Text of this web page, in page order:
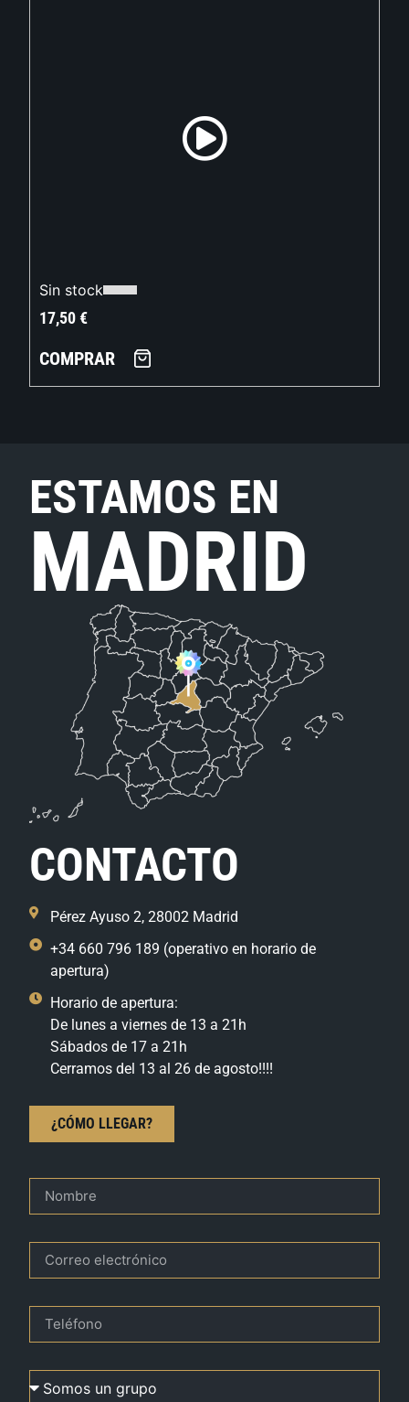
Sin stock
17,50€
COMPRAR
ESTAMOS EN
MADRID
CONTACTO
Pérez Ayuso 2, 28002 Madrid
+34 660 796 189 (operativo en horario de
apertura)
Horario de apertura:
De lunes a viernes de 13 a 21h
Sábados de 17 a 21h
Cerramos del 13 al 26 de agosto!!!!
¿CÓMO LLEGAR?